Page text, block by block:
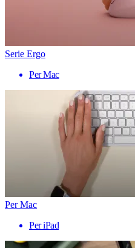
Serie Ergo
Per Mac
Per Mac
Per iPad